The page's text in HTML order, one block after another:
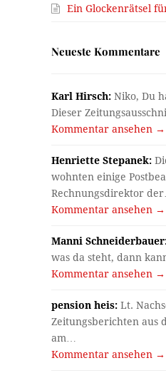
Ein Glockenrätsel
Neueste Kommentare
Karl Hirsch: Niko, Du
Dieser
Kommentar ansehen →
Henriette Stepanek:
wohnten einige
Rechnungsdirektor
Kommentar ansehen →
Manni
was da steht, dann
Kommentar ansehen →
pension heis: Lt.
Zeitungsberichten aus
am…
Kommentar ansehen →